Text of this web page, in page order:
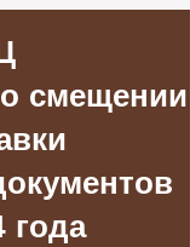
смещении
года